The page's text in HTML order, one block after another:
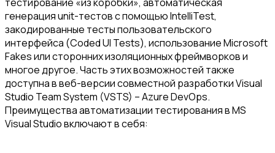
тестирование «из коробки», автоматическая
генерация unit-тестов с помощью IntelliTest,
закодированные тесты пользовательского
интерфейса (Coded UI Tests), использование Microsoft
Fakes или сторонних изоляционных фреймворков и
многое другое. Часть этих возможностей также
доступна в веб-версии совместной разработки Visual
Studio Team System (VSTS) – Azure DevOps.
Преимущества автоматизации тестирования в MS
Visual Studio включают в себя: